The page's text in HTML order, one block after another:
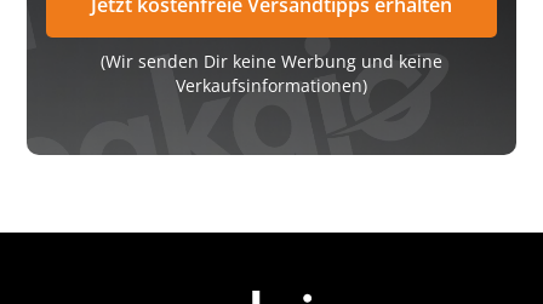
(Wir senden Dir keine Werbung und keine
Verkaufsinformationen)